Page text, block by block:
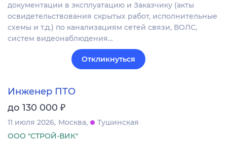
документации в эксплуатацию и Заказчику (акты
освидетельствования скрытых работ, исполнительные
схемы и т.д.) по канализациям сетей связи, ВОЛС,
систем видеонаблюдения…
Откликнуться
Инженер ПТО
до 130 000 ₽
11 июля 2026 Москва
Тушинская
ООО "СТРОЙ-ВИК"